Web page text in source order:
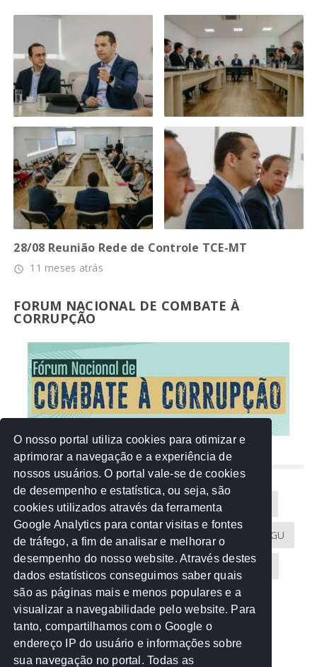
28/08 Reunião Rede de Controle TCE-MT
access_time 11 meses atrás
FORUM NACIONAL DE COMBATE À
CORRUPÇÃO
NUVEM DE TAGS
Acontece na Rede AGU AMM
Atricon Audicom CAU-MT CGU
CREA-MT Eventos MPC-MT MPE-MT
MPF Notícias PF PGE-MT PGR
Receita Federal Sem categoria
TCE-MT TCU TRE
O nosso portal utiliza cookies para otimizar e
aprimorar a navegação e a experiência de
nossos usuários. O portal vale-se de cookies
de desempenho e estatística, ou seja, são
cookies utilizados através da ferramenta
Google Analytics para contar visitas e fontes
de tráfego, a fim de analisar e melhorar o
desempenho do nosso website. Através destes
dados estatísticos conseguimos saber quais
são as páginas mais e menos populares e a
visualizar a navegabilidade pelo website. Para
tanto, compartilhamos com o Google o
endereço IP do usuário e informações sobre
sua navegação no portal. Todas as